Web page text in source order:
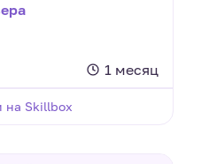
1 месяц
на Skillbox